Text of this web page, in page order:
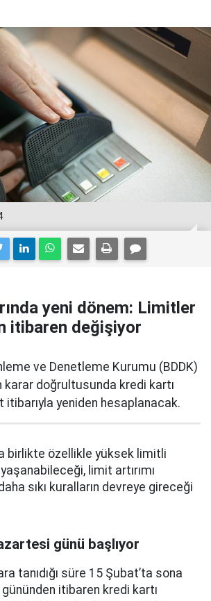
yeni dönem: Limitler
itibaren değişiyor
ve Denetleme Kurumu (BDDK)
karar doğrultusunda kredi kartı
itibarıyla yeniden hesaplanacak.
birlikte özellikle yüksek limitli
limit artırımı
sıkı kuralların devreye gireceği
günü başlıyor
tanıdığı süre 15 Şubat’ta sona
itibaren kredi kartı